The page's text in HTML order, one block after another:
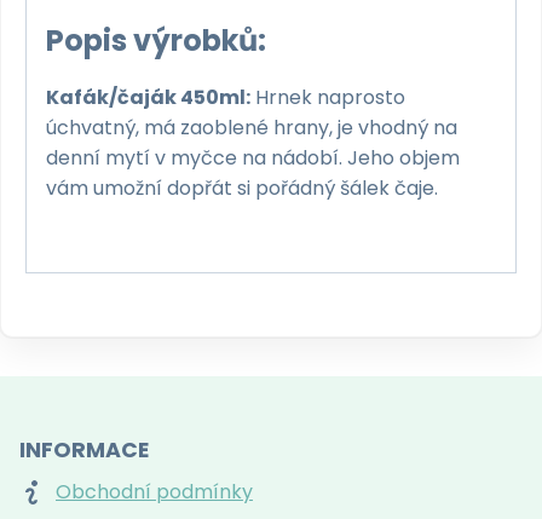
Popis výrobků:
Kafák/čaják 450ml: Hrnek naprosto
úchvatný, má zaoblené hrany, je vhodný na
denní mytí v myčce na nádobí. Jeho objem
vám umožní dopřát si pořádný šálek čaje.
INFORMACE
Obchodní podmínky